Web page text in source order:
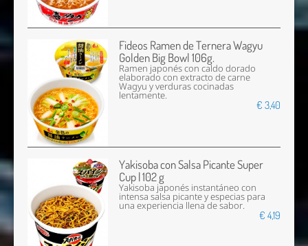
Fideos Ramen de Ternera Wagyu
Golden Big Bowl 106g.
Ramen japonés con caldo dorado
elaborado con extracto de carne
Wagyu y verduras cocinadas
lentamente.
€ 3,40
Yakisoba con Salsa Picante Super
Cup | 102 g
Yakisoba japonés instantáneo con
intensa salsa picante y especias para
una experiencia llena de sabor.
€ 4,19